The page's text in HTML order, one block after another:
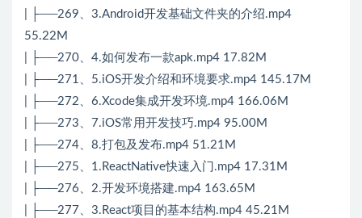
| ├──269、3.Android开发基础文件夹的介绍.mp4
55.22M
| ├──270、4.如何发布一款apk.mp4 17.82M
| ├──271、5.iOS开发介绍和环境要求.mp4 145.17M
| ├──272、6.Xcode集成开发环境.mp4 166.06M
| ├──273、7.iOS常用开发技巧.mp4 95.00M
| ├──274、8.打包及发布.mp4 51.21M
| ├──275、1.ReactNative快速入门.mp4 17.31M
| ├──276、2.开发环境搭建.mp4 163.65M
| ├──277、3.React项目的基本结构.mp4 45.21M